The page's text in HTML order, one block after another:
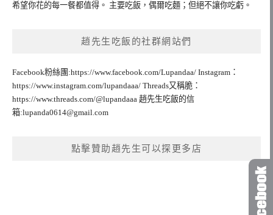
希望你花的每一餐都值得。 主要吃飯，偶爾吃麵；但絕不讓你吃虧。
趙先生吃飯的社群網站們
Facebook粉絲團:https://www.facebook.com/Lupandaa/ Instagram：
https://www.instagram.com/lupandaaa/ Threads又稱脆：
https://www.threads.com/@lupandaaa 趙先生吃飯的信
箱:lupanda0614@gmail.com
點擊贊助趙先生可以探更多店